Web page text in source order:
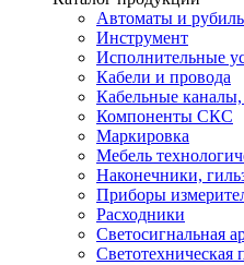
Автоматы и
Инструмент
Исполнительные
Кабели и провода
Кабельные
Компоненты СКС
Маркировка
Мебель
Наконечники,
Приборы
Расходники
Светосигнальная
Светотехническая